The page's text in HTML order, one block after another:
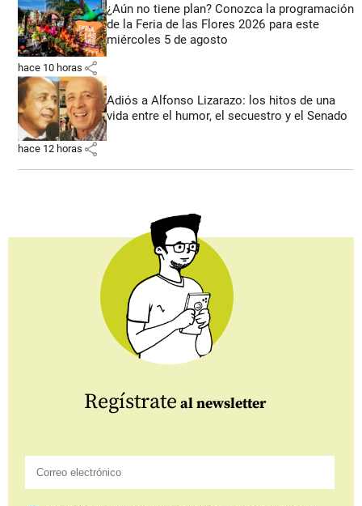
¿Aún no tiene plan? Conozca la programación
de la Feria de las Flores 2026 para este
miércoles 5 de agosto
hace 10 horas share
Adiós a Alfonso Lizarazo: los hitos de una
vida entre el humor, el secuestro y el Senado
hace 12 horas share
Regístrate al newsletter